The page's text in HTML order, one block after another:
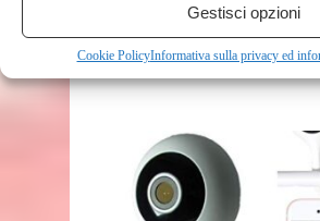
Gestisci opzioni
Cookie PolicyInformativa sulla privacy ed
E4M – ACCAPPATOIO
BAMBINI 0/3 ANNI CON
CAPPUCCIO, 100% ...